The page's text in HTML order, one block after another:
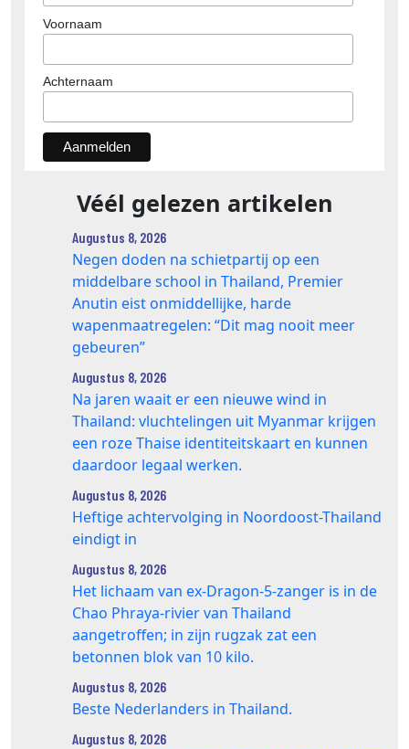
Voornaam
Achternaam
Véél gelezen artikelen
Augustus 8, 2026
Negen doden na schietpartij op een
middelbare school in Thailand, Premier
Anutin eist onmiddellijke, harde
wapenmaatregelen: “Dit mag nooit meer
gebeuren”
Augustus 8, 2026
Na jaren waait er een nieuwe wind in
Thailand: vluchtelingen uit Myanmar krijgen
een roze Thaise identiteitskaart en kunnen
daardoor legaal werken.
Augustus 8, 2026
Heftige achtervolging in Noordoost-Thailand
eindigt in
Augustus 8, 2026
Het lichaam van ex-Dragon‑5‑zanger is in de
Chao Phraya‑rivier van Thailand
aangetroffen; in zijn rugzak zat een
betonnen blok van 10 kilo.
Augustus 8, 2026
Beste Nederlanders in Thailand.
Augustus 8, 2026